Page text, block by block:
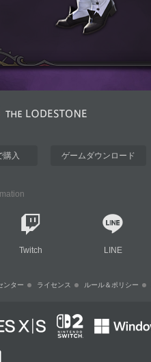
購入 ゲームダウンロード
Twitch LINE
ンター ライセンス ルール＆ポリシー